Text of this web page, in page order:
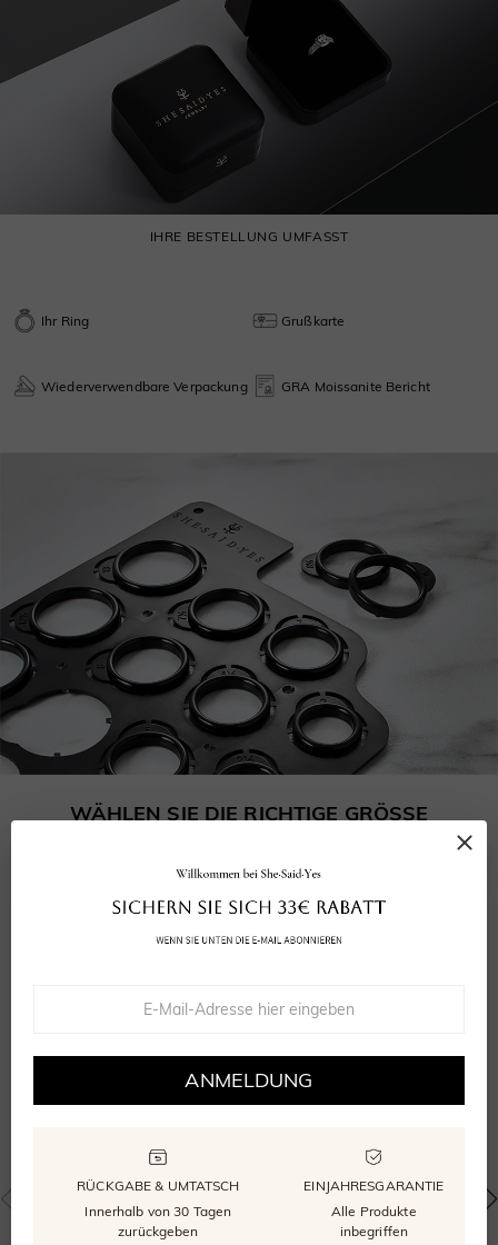
IHRE BESTELLUNG UMFASST
Ihr Ring Grußkarte
Wiederverwendbare Verpackung GRA Moissanite Bericht
WÄHLEN SIE DIE RICHTIGE GRÖSSE
Unser kostenloser Größenmesser stellt sicher, dass Ihr Ring perfekt passt.
4.9
Bewertung abgeben Eine Frage stellen
ANMELDUNG
RÜCKGABE & UMTATSCH
Innerhalb von 30 Tagen
zurückgeben
EINJAHRESGARANTIE
Alle Produkte
inbegriffen